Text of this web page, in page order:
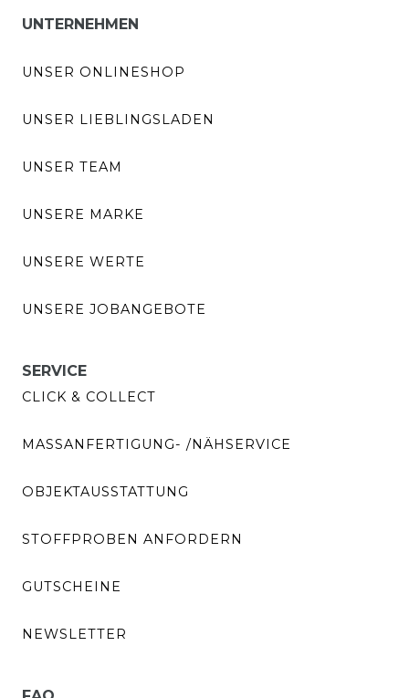
UNTERNEHMEN
UNSER ONLINESHOP
UNSER LIEBLINGSLADEN
UNSER TEAM
UNSERE MARKE
UNSERE WERTE
UNSERE JOBANGEBOTE
SERVICE
CLICK & COLLECT
MASSANFERTIGUNG- /NÄHSERVICE
OBJEKTAUSSTATTUNG
STOFFPROBEN ANFORDERN
GUTSCHEINE
NEWSLETTER